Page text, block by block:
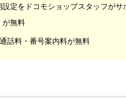
定をドコモショップスタッフがサ
が無料
話料・番号案内料が無料